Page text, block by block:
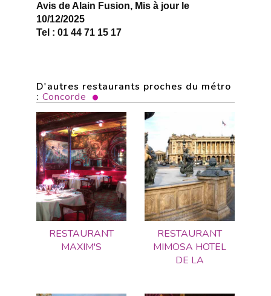
Avis de Alain Fusion, Mis à jour le
10/12/2025
Tel : 01 44 71 15 17
D'autres restaurants proches du métro
: Concorde
RESTAURANT
MAXIM'S
RESTAURANT
MIMOSA HOTEL
DE LA